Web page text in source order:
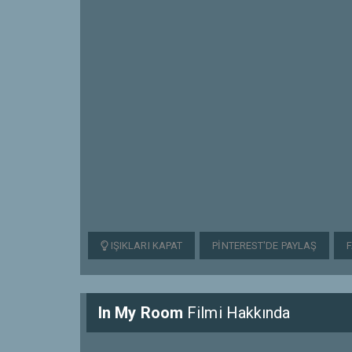
IŞIKLARI KAPAT PINTEREST'DE PAYLAŞ
In My Room Filmi Hakkında